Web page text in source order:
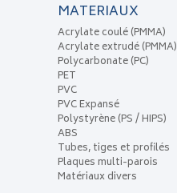
MATERIAUX
Acrylate coulé (PMMA)
Acrylate extrudé (PMMA)
Polycarbonate (PC)
PET
PVC
PVC Expansé
Polystyrène (PS / HIPS)
ABS
Tubes, tiges et profilés
Plaques multi-parois
Matériaux divers